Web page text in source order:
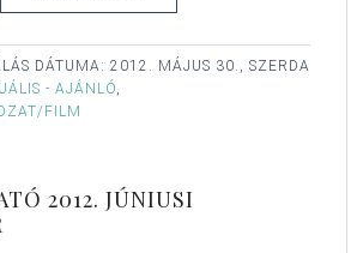
DÁTUMA: 2012. MÁJUS 30., SZERDA
- AJÁNLÓ,
FILM
2012. JÚNIUSI